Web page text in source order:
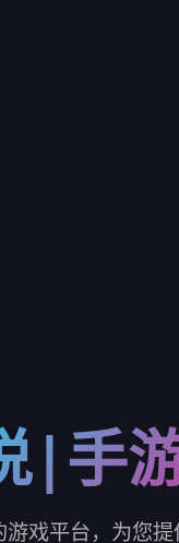
|手
戏平台，为您提